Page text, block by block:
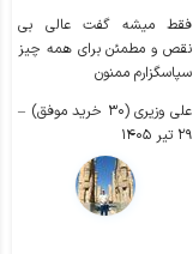
فقط میشه گفت عالی بی
نقص و مطمئن برای همه چیز
سپاسگزارم ممنون
علی وزیری (۳۰ خرید موفق)
–
۲۹ تیر ۱۴۰۵